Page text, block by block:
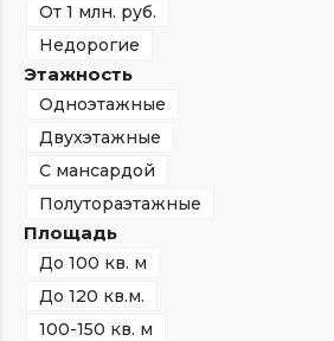
От 1 млн. руб.
Недорогие
Этажность
Одноэтажные
Двухэтажные
С мансардой
Полутораэтажные
Площадь
До 100 кв. м
До 120 кв.м.
100-150 кв. м